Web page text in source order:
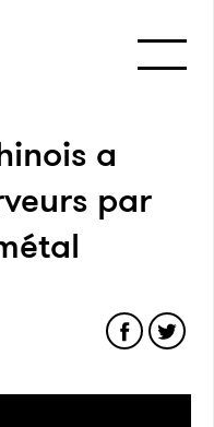
a
par